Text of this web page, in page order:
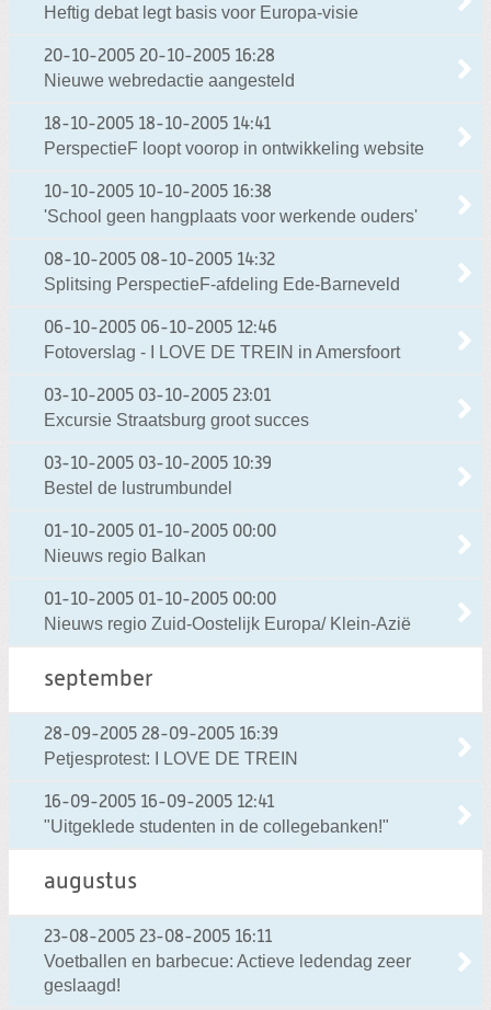
Heftig debat legt basis voor Europa-visie
20-10-2005 20-10-2005 16:28
Nieuwe webredactie aangesteld
18-10-2005 18-10-2005 14:41
PerspectieF loopt voorop in ontwikkeling website
10-10-2005 10-10-2005 16:38
'School geen hangplaats voor werkende ouders'
08-10-2005 08-10-2005 14:32
Splitsing PerspectieF-afdeling Ede-Barneveld
06-10-2005 06-10-2005 12:46
Fotoverslag - I LOVE DE TREIN in Amersfoort
03-10-2005 03-10-2005 23:01
Excursie Straatsburg groot succes
03-10-2005 03-10-2005 10:39
Bestel de lustrumbundel
01-10-2005 01-10-2005 00:00
Nieuws regio Balkan
01-10-2005 01-10-2005 00:00
Nieuws regio Zuid-Oostelijk Europa/ Klein-Azië
september
28-09-2005 28-09-2005 16:39
Petjesprotest: I LOVE DE TREIN
16-09-2005 16-09-2005 12:41
"Uitgeklede studenten in de collegebanken!"
augustus
23-08-2005 23-08-2005 16:11
Voetballen en barbecue: Actieve ledendag zeer
geslaagd!